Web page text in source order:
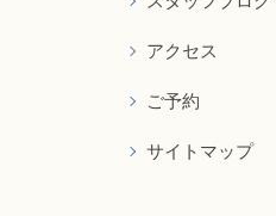
アクセス
ご予約
サイトマップ